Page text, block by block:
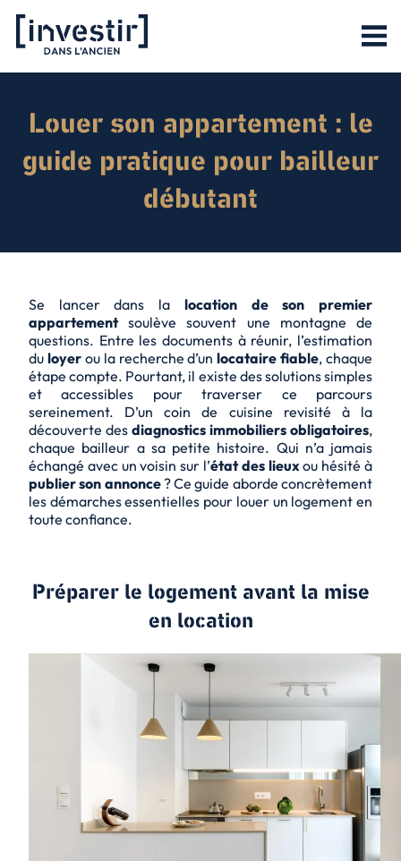
Louer son appartement : le
guide pratique pour bailleur
débutant
Se lancer dans la location de son premier
appartementsoulève souvent une montagne de
questions. Entre les documents à réunir, l’estimation
du loyerou la recherche d’unlocataire fiable, chaque
étape compte. Pourtant, il existe des solutions simples
et accessibles pour traverser ce parcours
sereinement. D’un coin de cuisine revisité à la
découverte des diagnostics immobiliers obligatoires,
chaque bailleur a sa petite histoire. Qui n’a jamais
échangé avec un voisin sur l’état des lieux ou hésité à
publier son annonce? Ce guide aborde concrètement
les démarches essentielles pour louer un logement en
toute confiance.
Préparer le logement avant la mise
en location